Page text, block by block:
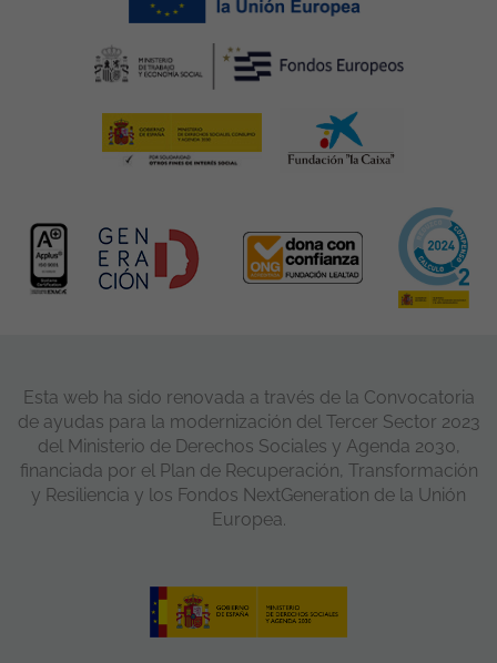
Esta web ha sido renovada a través de la Convocatoria
de ayudas para la modernización del Tercer Sector 2023
del Ministerio de Derechos Sociales y Agenda 2030,
financiada por el Plan de Recuperación, Transformación
y Resiliencia y los Fondos NextGeneration de la Unión
Europea.